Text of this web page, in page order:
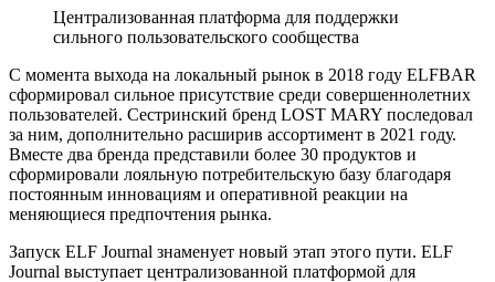
Централизованная платформа для поддержки
сильного пользовательского сообщества
С момента выхода на локальный рынок в 2018 году ELFBAR
сформировал сильное присутствие среди совершеннолетних
пользователей. Сестринский бренд LOST MARY последовал
за ним, дополнительно расширив ассортимент в 2021 году.
Вместе два бренда представили более 30 продуктов и
сформировали лояльную потребительскую базу благодаря
постоянным инновациям и оперативной реакции на
меняющиеся предпочтения рынка.
Запуск ELF Journal знаменует новый этап этого пути. ELF
Journal выступает централизованной платформой для